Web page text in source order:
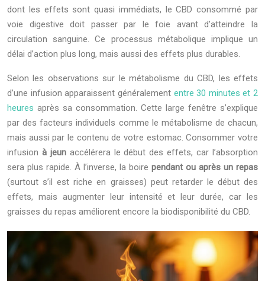
dont les effets sont quasi immédiats, le CBD consommé par
voie digestive doit passer par le foie avant d’atteindre la
circulation sanguine. Ce processus métabolique implique un
délai d’action plus long, mais aussi des effets plus durables.
Selon les observations sur le métabolisme du CBD, les effets
d’une infusion apparaissent généralement entre 30 minutes et 2
heures après sa consommation. Cette large fenêtre s’explique
par des facteurs individuels comme le métabolisme de chacun,
mais aussi par le contenu de votre estomac. Consommer votre
infusion à jeunaccélérera le début des effets, car l’absorption
sera plus rapide. À l’inverse, la boire pendant ou après un repas
(surtout s’il est riche en graisses) peut retarder le début des
effets, mais augmenter leur intensité et leur durée, car les
graisses du repas améliorent encore la biodisponibilité du CBD.